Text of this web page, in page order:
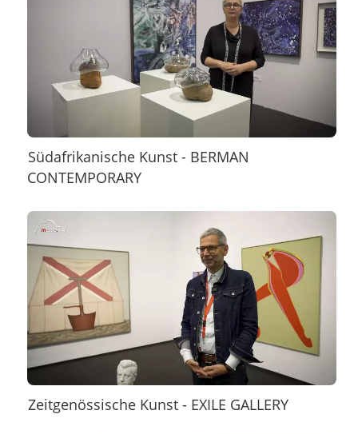
Südafrikanische Kunst - BERMAN
CONTEMPORARY
Zeitgenössische Kunst - EXILE GALLERY